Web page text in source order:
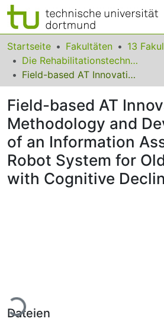
Bereiche & Sammlungen
Das gesamte Repositorium
FAQ
Leitlinien
Zurück zur Startseite
Startseite Fakultäten
Die Rehabilitationstechnologie im Wandel: eine Mensch-Technik-Umwelt Betrachtung
Field-based AT Innovation Methodology and Development of an Information Assistance Robot System for Older People with Cognitive Decline
Field-based AT
Methodology and
of an Information
Robot System for
with Cognitive
Lade...
Dateien